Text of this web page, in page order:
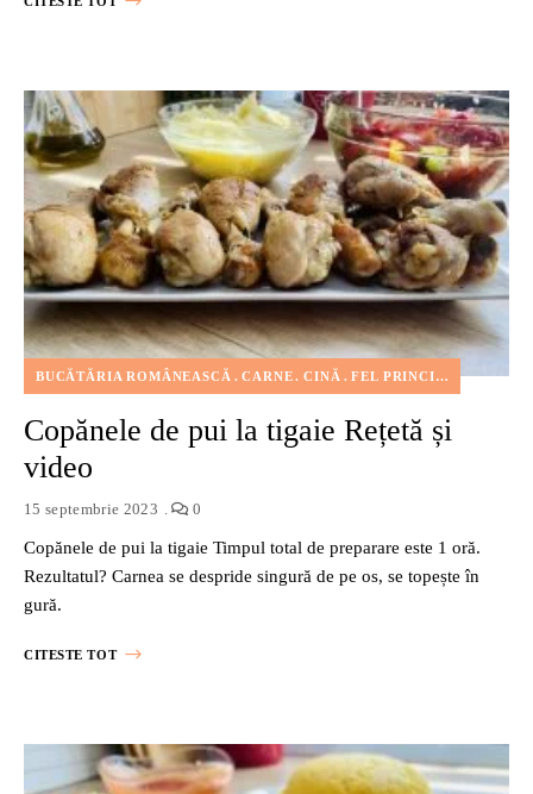
BUCĂTĂRIA ROMÂNEASCĂ CARNE CINĂ FEL PRINCIPAL
Copănele de pui la tigaie Rețetă și
video
15 septembrie 2023 0
Copănele de pui la tigaie Timpul total de preparare este 1 oră.
Rezultatul? Carnea se despride singură de pe os, se topește în
gură.
CITESTE TOT